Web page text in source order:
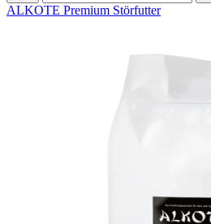
ALKOTE Premium Störfutter